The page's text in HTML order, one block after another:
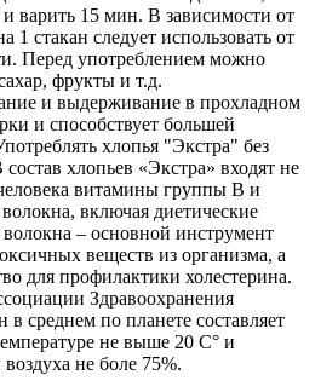
варить 15 мин. В зависимости от
1 стакан следует использовать от
Перед употреблением можно
фрукты и т.д.
и выдерживание в прохладном
и способствует большей
хлопья "Экстра" без
хлопьев «Экстра» входят не
витамины группы В и
включая диетические
– основной инструмент
веществ из организма, а
для профилактики холестерина.
Здравоохранения
среднем по планете составляет
не выше 20 С° и
не боле 75%.